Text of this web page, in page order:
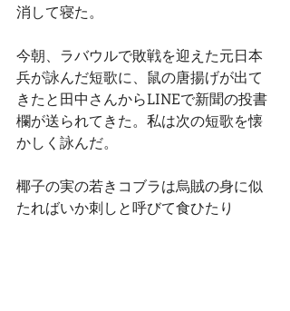
消して寝た。
今朝、ラバウルで敗戦を迎えた元日本
兵が詠んだ短歌に、鼠の唐揚げが出て
きたと田中さんからLINEで新聞の投書
欄が送られてきた。私は次の短歌を懐
かしく詠んだ。
椰子の実の若きコブラは烏賊の身に似
たればいか刺しと呼びて食ひたり